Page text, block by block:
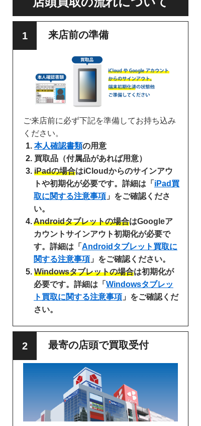
来店前の準備
ご来店前に必ず下記を準備してお持ち込み
ください。
本人確認書類の用意
買取品（付属品があれば用意）
iPadの場合はiCloudからのサインアウ
トや初期化が必要です。詳細は「 iPad買
取に関する注意事項 」をご確認くださ
い。
Androidタブレットの場合はGoogleア
カウントサインアウト初期化が必要で
す。詳細は「 Androidタブレット買取に
関する注意事項 」をご確認ください。
Windowsタブレットの場合は初期化が
必要です。詳細は「 Windowsタブレッ
ト買取に関する注意事項 」をご確認くだ
さい。
最寄の店頭で買取受付